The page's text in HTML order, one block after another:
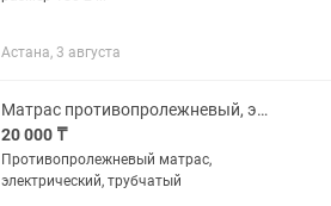
Астана, 3 августа
Матрас противопролежневый, электрический
20 000 ₸
Противопролежневый матрас,
электрический, трубчатый